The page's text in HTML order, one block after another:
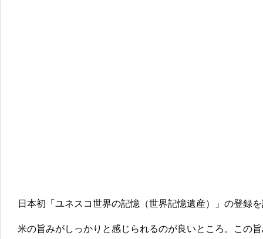
日本初「ユネスコ世界の記憶（世界記憶遺産）」の登録
米の旨みがしっかりと感じられるのが良いところ。この